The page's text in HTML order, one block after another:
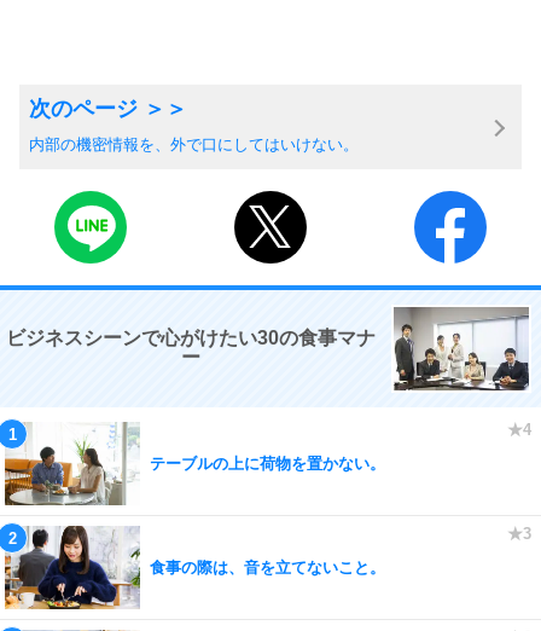
内部の機密情報を、外で口にしてはいけない。
ビジネスシーンで心がけたい30の食事マナ
ー
テーブルの上に荷物を置かない。
食事の際は、音を立てないこと。